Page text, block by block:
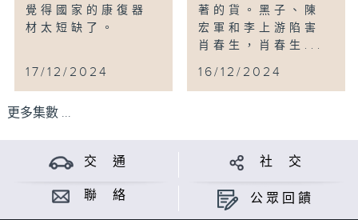
覺得國家的康復器
材太短缺了。
17/12/2024
著的貨。黑子、陳
宏軍和李上游陷害
肖春生，肖春生...
16/12/2024
更多集數 ...
交 通 社 交
聯 絡 公眾回饋